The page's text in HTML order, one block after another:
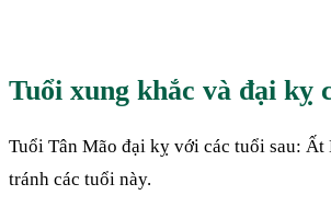
Tuổi xung khắc và đại kỵ
Tuổi Tân Mão đại kỵ với các tuổi sau:
tránh các tuổi này.